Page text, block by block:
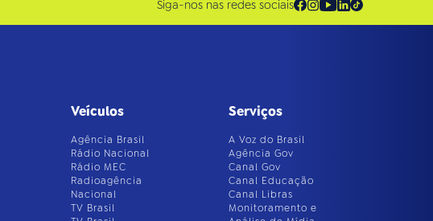
Siga-nos nas redes sociais
Veículos
Agência Brasil
Rádio Nacional
Rádio MEC
Radioagência
Nacional
TV Brasil
Serviços
A Voz do Brasil
Agência Gov
Canal Gov
Canal Educação
Canal Libras
Monitoramento e